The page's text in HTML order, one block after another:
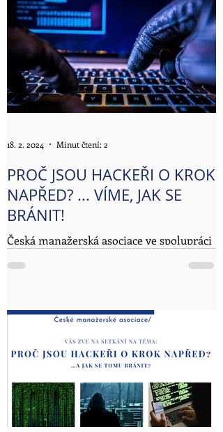
trend zneužívání umělé inteligence při
kybernetických útocích a zároveň na její
využívání k obraně v kybernetickém
prostoru.
PROČ JSOU HACKEŘI O KROK
NAPŘED? ... VÍME, JAK SE
BRÁNIT!
Česká manažerská asociace ve spolupráci
PragoData a.s. pořádaly 15. února v Le
18. 2. 2024 Minut čtení: 2